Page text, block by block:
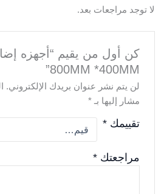
لا توجد مراجعات بعد.
كن أول من يقيم “أجهزه
800MM *400MM”
لن يتم نشر عنوان بريدك الإلكتروني.
مشار إليها بـ*
تقييمك*
مراجعتك*